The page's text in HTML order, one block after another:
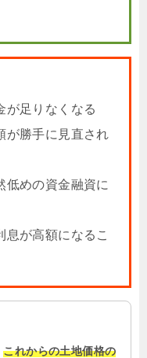
が足りなくなる
が勝手に見直され
低めの資金融資に
息が高額になるこ
これからの土地価格の